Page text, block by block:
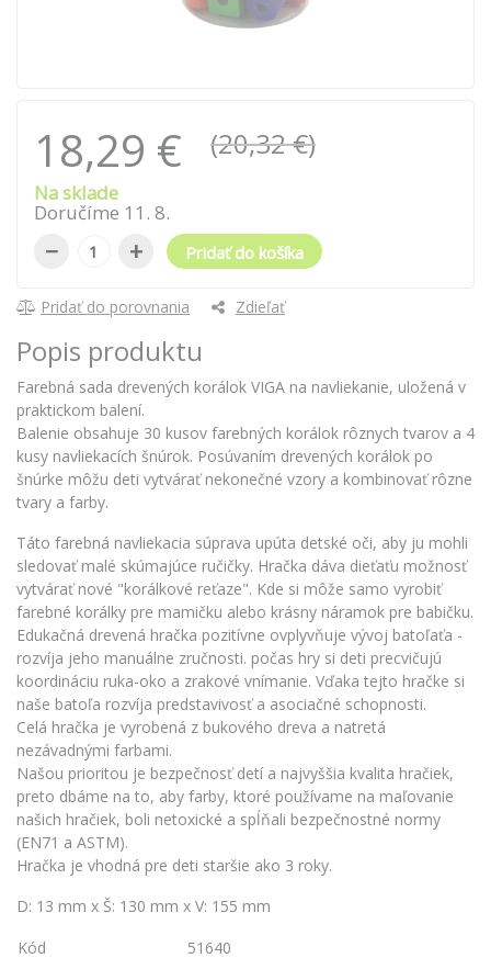
18,29 € (20,32 €)
Na sklade
Doručíme 11 . 8.
− + Pridať do košíka
Pridať do porovnania Zdieľať
Popis produktu
Farebná sada drevených korálok VIGA na navliekanie, uložená v
praktickom balení.
Balenie obsahuje 30 kusov farebných korálok rôznych tvarov a 4
kusy navliekacích šnúrok. Posúvaním drevených korálok po
šnúrke môžu deti vytvárať nekonečné vzory a kombinovať rôzne
tvary a farby.
Táto farebná navliekacia súprava upúta detské oči, aby ju mohli
sledovať malé skúmajúce ručičky. Hračka dáva dieťaťu možnosť
vytvárať nové "korálkové reťaze". Kde si môže samo vyrobiť
farebné korálky pre mamičku alebo krásny náramok pre babičku.
Edukačná drevená hračka pozitívne ovplyvňuje vývoj batoľaťa -
rozvíja jeho manuálne zručnosti. počas hry si deti precvičujú
koordináciu ruka-oko a zrakové vnímanie. Vďaka tejto hračke si
naše batoľa rozvíja predstavivosť a asociačné schopnosti.
Celá hračka je vyrobená z bukového dreva a natretá
nezávadnými farbami.
Našou prioritou je bezpečnosť detí a najvyššia kvalita hračiek,
preto dbáme na to, aby farby, ktoré používame na maľovanie
našich hračiek, boli netoxické a spĺňali bezpečnostné normy
(EN71 a ASTM).
Hračka je vhodná pre deti staršie ako 3 roky.
D: 13 mm x Š: 130 mm x V: 155 mm
Kód
51640